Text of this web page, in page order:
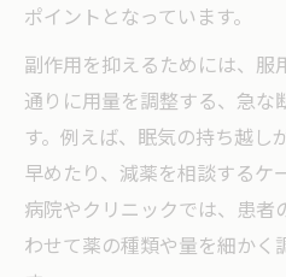
ポイントとなっています。
副作用を抑えるためには、服
通りに用量を調整する、急な
す。例えば、眠気の持ち越し
早めたり、減薬を相談するケ
病院やクリニックでは、患者
わせて薬の種類や量を細かく